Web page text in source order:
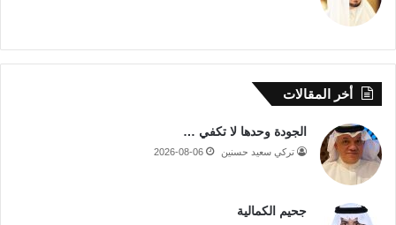
أخر المقالات
الجودة وحدها لا تكفي …
تركي سعيد حسنين 2026-08-06
جحيم الكمالية